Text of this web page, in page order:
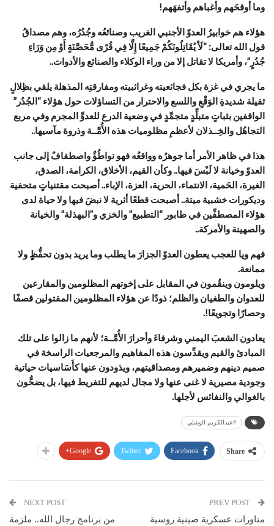
وما أوقحَهم وأغباهم وأتفهَهم!
هؤلاء هم خوابيرُ العدوّ الأجنبي الغريب وصنائعُه وجُدُرُه، وهم مصداقُ
قول الله تعالى: “لَاْ يُقَاتِلُونَكُمْ جَمِيعًا إِلَّا فِي قُرًى مُّحَصَّنَةٍ أَوْ مِن وَرَاءِ
جُدُرٍ”، وأمريكا لا تقاتل إلا من وراء الوكلاء والصنائع والأدوات..
ما يجري في غزة بكل فجائعيته وغرائبيته ومفارقتِه المذهلة يلقي بظِلالٍ
ثقيلة شديدةِ الوَقْعِ واللسع والاحترار من التساؤلات حول هؤلاء “الجُدُر”
الواقفين بثباتٍ متبلِّدٍ متجمِّدٍ في وضعية الدرع للعدوِّ المجرم وفي مربع
التجاهُل والخِــذلان لأعظمِ مظلوميات هذه الأُمَّــة وذروة مآسيها..
هذا في ظاهر الأمر أما جوهرُه وواقعُه فهو تواطُؤٌ واصطفافٌ إلى جانب
العدوّ وخيانة لا لَبْسَ فيها.. وكأن القيم، الأخلاق، الكرامة، الصدق،
الغيرة، الحَمية، الانتماء، الحرية، العزة، الإباء.. أصبحت مقتنياتٍ متحفية
وديكورات خشبية ميتة.. أصبحت قطعًا أثرية لا نبضَ فيها ولا حياة لدى
هؤلاء المصطفِّين في طابور “التطبيع” والخزي و”البهذلة” والخيانة
والصهينة والأمركة..
فهم ويا للعجب يعطون العدوّ الجزارَ ما يطلب وما يريد بدون تحفُّظٍ ولا
ممانعة.
ويلومون وينقُمون في المقابل على إخوتهم المظلومين والمقارعين
للعدوان والطغيان والظلم؛ ذودًا عن هؤلاء المظلومين المقتولين قصفًا
وحصارًا وتجويعًا!.
يعادون الشعبَ اليمني وشرفاءَ وأحرارَ الأُمَّــة؛ لأنهم ما زالوا على تلك
المبادئ والقيم ويقدِّسون هذه المفاهيم والمرجعيات الراسخة في
صميم دينهم وضميرهم ومصداقيتهم، ويذودون عنها كأَسَاسيات حياتية
وجودية مصيرية لا غنى عنها ولا مجال لديهم للتفريط فيها، بل يضحُّون
بالغوالي والنفائس لأجلها.
#عبدالكريم-الوشلي
Share
Facebook
Twitter
Google+
مناورات عسكرية صينية روسية
NEXT POST
من برنامج رجال الله.. ملزمة